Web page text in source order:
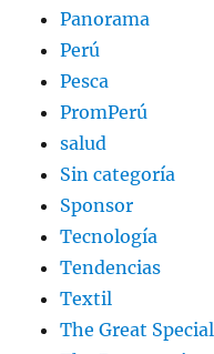
Panorama
Perú
Pesca
PromPerú
salud
Sin categoría
Sponsor
Tecnología
Tendencias
Textil
The Great Special